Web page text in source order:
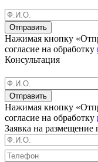
Отправить
Нажимая кнопку
согласие на обработку
Консультация
Отправить
Нажимая кнопку
согласие на обработку
Заявка на размещение